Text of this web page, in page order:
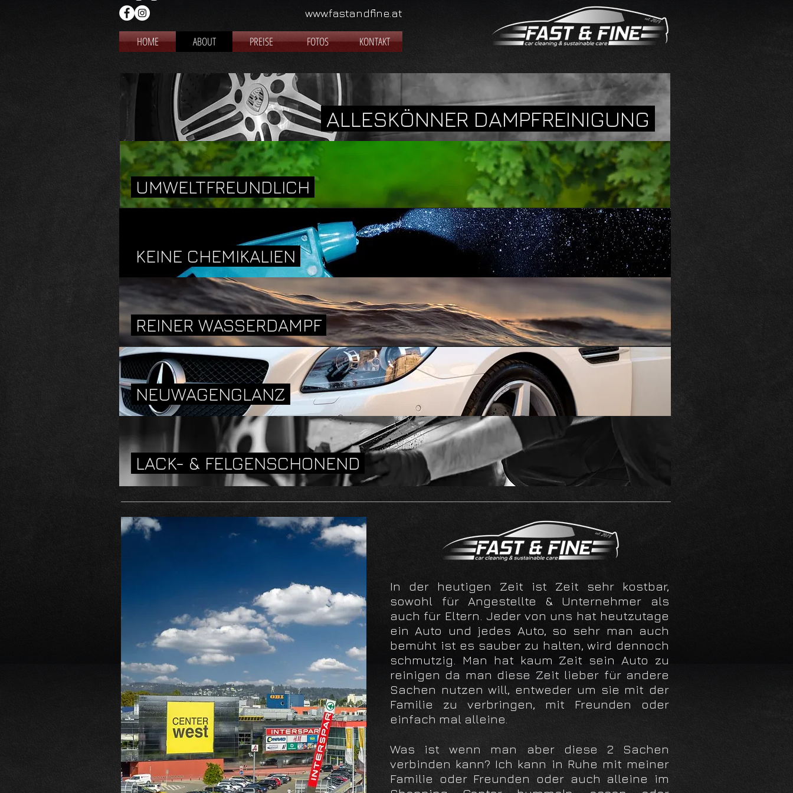
www.fastandfine.at
HOME ABOUT PREISE FOTOS KONTAKT
ALLESKÖNNER DAMPFREINIGUNG
UMWELTFREUNDLICH
KEINE CHEMIKALIEN
REINER WASSERDAMPF
NEUWAGENGLANZ
LACK- & FELGENSCHONEND
In der heutigen Zeit ist Zeit sehr kostbar,
sowohl für Angestellte & Unternehmer als
auch für Eltern. Jeder von uns hat heutzutage
ein Auto und jedes Auto, so sehr man auch
bemüht ist es sauber zu halten, wird dennoch
schmutzig. Man hat kaum Zeit sein Auto zu
reinigen da man diese Zeit lieber für andere
Sachen nutzen will, entweder um sie mit der
Familie zu verbringen, mit Freunden oder
einfach mal alleine.
Was ist wenn man aber diese 2 Sachen
verbinden kann? Ich kann in Ruhe mit meiner
Familie oder Freunden oder auch alleine im